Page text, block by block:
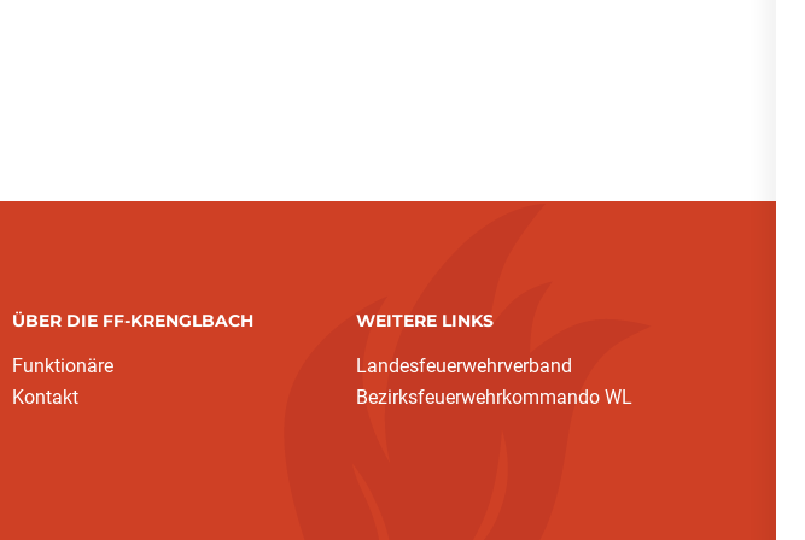
ÜBER DIE FF-KRENGLBACH
Funktionäre
Kontakt
WEITERE LINKS
Landesfeuerwehrverband
Bezirksfeuerwehrkommando WL